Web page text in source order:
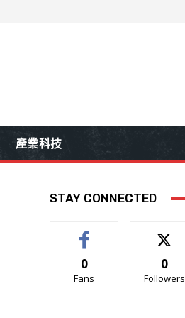
產業科技
STAY CONNECTED
0
Fans
0
Followers